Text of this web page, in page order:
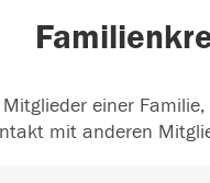
einer
mit anderen